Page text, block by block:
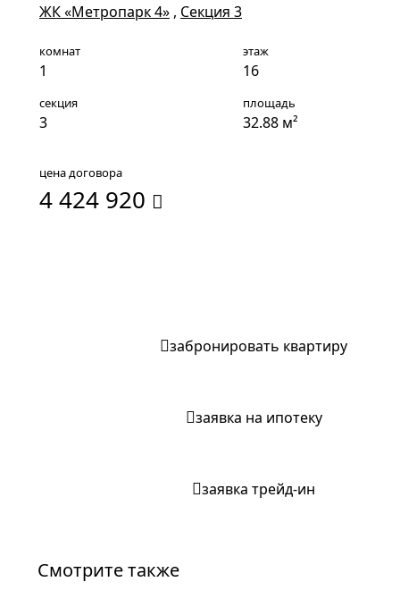
ЖК «Метропарк 4» , Секция 3
комнат
1
этаж
16
секция
3
площадь
32.88 м²
цена договора
4 424 920
забронировать квартиру
заявка на ипотеку
заявка трейд-ин
Смотрите также